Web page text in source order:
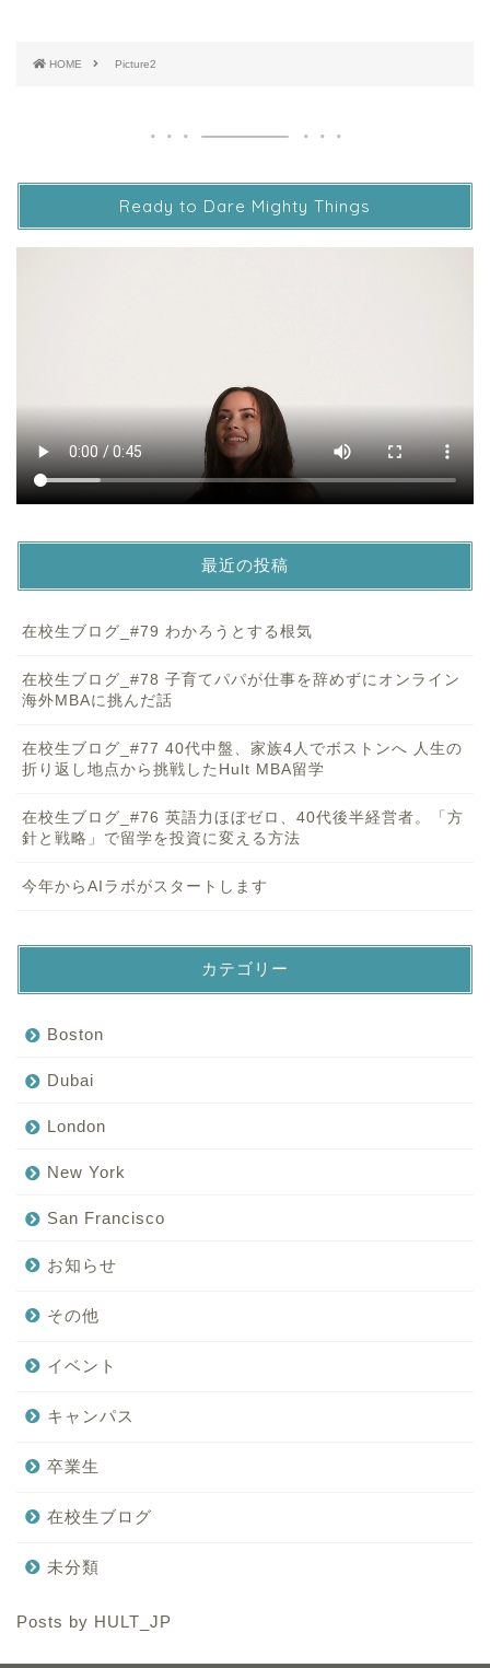
HOME Picture2
Ready to Dare Mighty Things
最近の投稿
在校生ブログ_#79 わかろうとする根気
在校生ブログ_#78 子育てパパが仕事を辞めずにオンライン
海外MBAに挑んだ話
在校生ブログ_#77 40代中盤、家族4人でボストンへ 人生の
折り返し地点から挑戦したHult MBA留学
在校生ブログ_#76 英語力ほぼゼロ、40代後半経営者。「方
針と戦略」で留学を投資に変える方法
今年からAIラボがスタートします
カテゴリー
Boston
Dubai
London
New York
San Francisco
お知らせ
その他
イベント
キャンパス
卒業生
在校生ブログ
未分類
Posts by HULT_JP